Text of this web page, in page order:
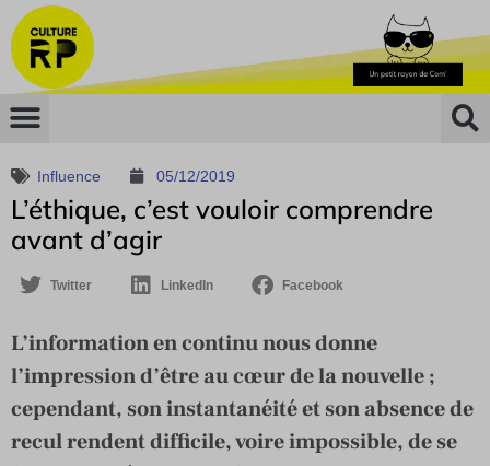
Influence 05/12/2019
L’éthique, c’est vouloir comprendre
avant d’agir
Twitter LinkedIn Facebook
L’information en continu nous donne
l’impression d’être au cœur de la nouvelle ;
cependant, son instantanéité et son absence de
recul rendent difficile, voire impossible, de se